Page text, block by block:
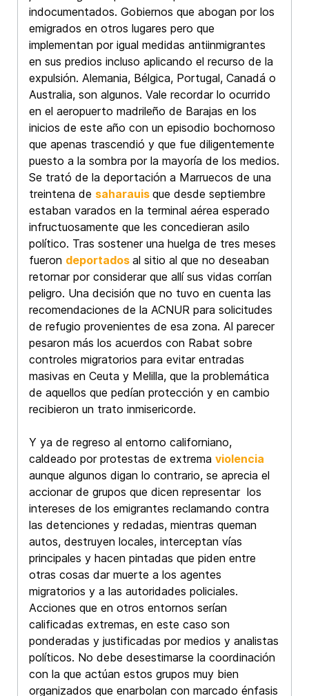
indocumentados. Gobiernos que abogan por los
emigrados en otros lugares pero que
implementan por igual medidas antiinmigrantes
en sus predios incluso aplicando el recurso de la
expulsión. Alemania, Bélgica, Portugal, Canadá o
Australia, son algunos. Vale recordar lo ocurrido
en el aeropuerto madrileño de Barajas en los
inicios de este año con un episodio bochornoso
que apenas trascendió y que fue diligentemente
puesto a la sombra por la mayoría de los medios.
Se trató de la deportación a Marruecos de una
treintena de saharauis que desde septiembre
estaban varados en la terminal aérea esperado
infructuosamente que les concedieran asilo
político. Tras sostener una huelga de tres meses
fueron deportados al sitio al que no deseaban
retornar por considerar que allí sus vidas corrían
peligro. Una decisión que no tuvo en cuenta las
recomendaciones de la ACNUR para solicitudes
de refugio provenientes de esa zona. Al parecer
pesaron más los acuerdos con Rabat sobre
controles migratorios para evitar entradas
masivas en Ceuta y Melilla, que la problemática
de aquellos que pedían protección y en cambio
recibieron un trato inmisericorde.
Y ya de regreso al entorno californiano,
caldeado por protestas de extrema violencia
aunque algunos digan lo contrario, se aprecia el
accionar de grupos que dicen representar los
intereses de los emigrantes reclamando contra
las detenciones y redadas, mientras queman
autos, destruyen locales, interceptan vías
principales y hacen pintadas que piden entre
otras cosas dar muerte a los agentes
migratorios y a las autoridades policiales.
Acciones que en otros entornos serían
calificadas extremas, en este caso son
ponderadas y justificadas por medios y analistas
políticos. No debe desestimarse la coordinación
con la que actúan estos grupos muy bien
organizados que enarbolan con marcado énfasis